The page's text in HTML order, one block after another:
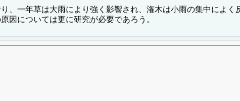
、一年草は大雨により強く影響され、潅木は小雨の集中によ
因については更に研究が必要であろう。